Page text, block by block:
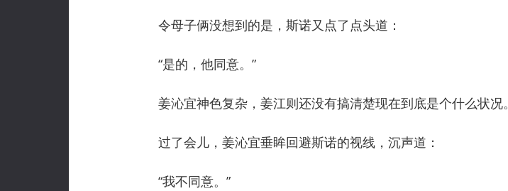
令母子俩没想到的是，斯诺又点了点头道：
“是的，他同意。”
姜沁宜神色复杂，姜江则还没有搞清楚现在到底是个什么状况。
过了会儿，姜沁宜垂眸回避斯诺的视线，沉声道：
“我不同意。”